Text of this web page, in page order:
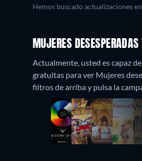
Hemos buscado actualizaciones
MUJERES
Actualmente, usted es capaz
gratuitas para ver Mujeres
filtros de arriba y pulsa la